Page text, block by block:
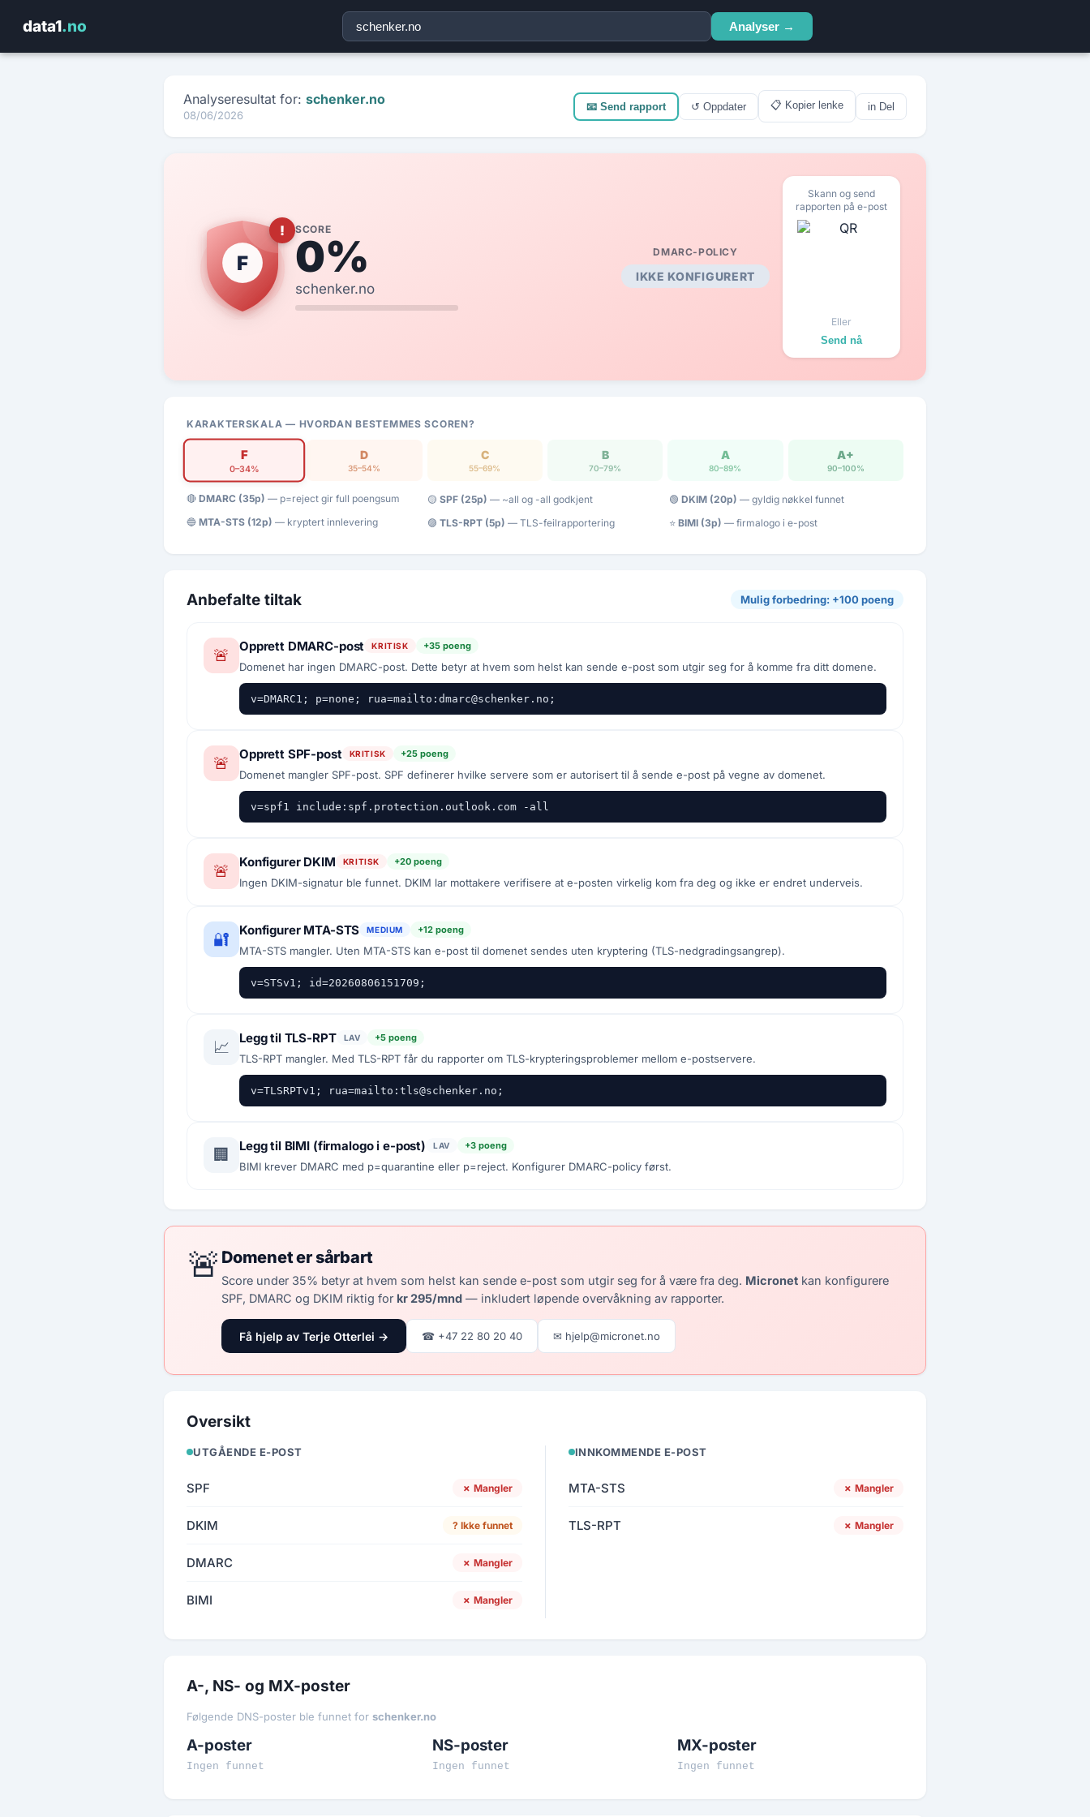
FIRMA*
Avbryt Send rapport
data1.no Analyser →
Analyseresultat for: schenker.no
08/06/2026
📧 Send rapport ↺ Oppdater 📋 Kopier lenke in Del
F
! SCORE
0%
schenker.no
DMARC-POLICY
IKKE KONFIGURERT
Skann og send
rapporten på e-post
Eller
Send nå
KARAKTERSKALA — HVORDAN BESTEMMES SCOREN?
F
0–34%
D
35–54%
C
55–69%
B
70–79%
A
80–89%
A+
90–100%
🔴 DMARC (35p) — p=reject gir full poengsum 🟡SPF (25p) — ~all og -all godkjent 🟢 DKIM (20p) — gyldig nøkkel funnet
🔵 MTA-STS (12p) — kryptert innlevering 🟣TLS-RPT (5p) — TLS-feilrapportering ⭐ BIMI (3p) — firmalogo i e-post
Anbefalte tiltak Mulig forbedring: +100 poeng
🚨 Opprett DMARC-post KRITISK +35 poeng
Domenet har ingen DMARC-post. Dette betyr at hvem som helst kan sende e-post som utgir seg for å komme fra ditt domene.
v=DMARC1; p=none; rua=mailto:dmarc@schenker.no;
🚨 Opprett SPF-post KRITISK +25 poeng
Domenet mangler SPF-post. SPF definerer hvilke servere som er autorisert til å sende e-post på vegne av domenet.
v=spf1 include:spf.protection.outlook.com -all
🚨 Konfigurer DKIM KRITISK +20 poeng
Ingen DKIM-signatur ble funnet. DKIM lar mottakere verifisere at e-posten virkelig kom fra deg og ikke er endret underveis.
🔐 Konfigurer MTA-STS MEDIUM +12 poeng
MTA-STS mangler. Uten MTA-STS kan e-post til domenet sendes uten kryptering (TLS-nedgradingsangrep).
v=STSv1; id=20260806151709;
📈 Legg til TLS-RPT LAV +5 poeng
TLS-RPT mangler. Med TLS-RPT får du rapporter om TLS-krypteringsproblemer mellom e-postservere.
v=TLSRPTv1; rua=mailto:tls@schenker.no;
🏢 Legg til BIMI (firmalogo i e-post) LAV +3 poeng
BIMI krever DMARC med p=quarantine eller p=reject. Konfigurer DMARC-policy først.
🚨 Domenet er sårbart
Score under 35% betyr at hvem som helst kan sende e-post som utgir seg for å være fra deg. Micronet kan konfigurere
SPF, DMARC og DKIM riktig for kr 295/mnd — inkludert løpende overvåkning av rapporter.
Få hjelp av Terje Otterlei → ☎ +47 22 80 20 40 ✉ hjelp@micronet.no
Oversikt
UTGÅENDE E-POST
SPF ✗ Mangler
DKIM ? Ikke funnet
DMARC ✗ Mangler
BIMI ✗ Mangler
INNKOMMENDE E-POST
MTA-STS ✗ Mangler
TLS-RPT ✗ Mangler
A-, NS- og MX-poster
Følgende DNS-poster ble funnet for schenker.no
A-poster
Ingen funnet
NS-poster
Ingen funnet
MX-poster
Ingen funnet